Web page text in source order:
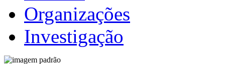
Organizações
Investigação